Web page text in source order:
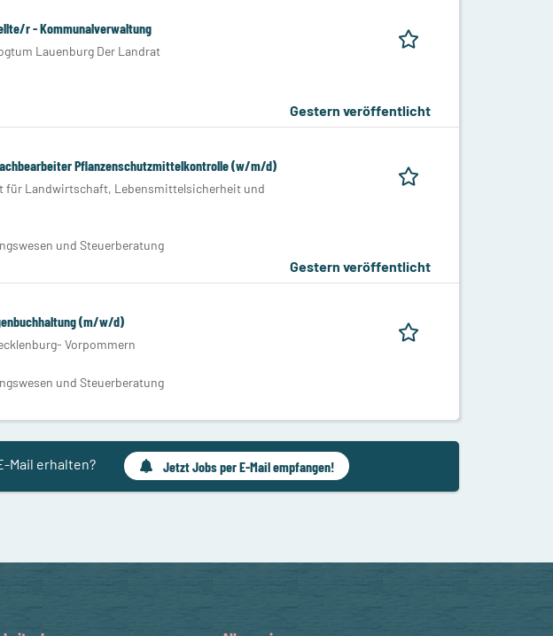
r - Kommunalverwaltung
Lauenburg Der Landrat
Gestern veröffentlicht
Pflanzenschutzmittelkontrolle (w/m/d)
für Landwirtschaft, Lebensmittelsicherheit und
und Steuerberatung
Gestern veröffentlicht
(m/w/d)
Vorpommern
und Steuerberatung
Mail erhalten? Jetzt Jobs per E-Mail empfangen!